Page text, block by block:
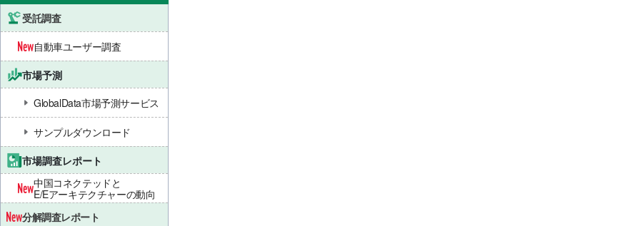
受託調査
自動車ユーザー調査
市場予測
GlobalData市場予測サービス
サンプルダウンロード
市場調査レポート
中国コネクテッドと
E/Eアーキテクチャーの動向
分解調査レポート